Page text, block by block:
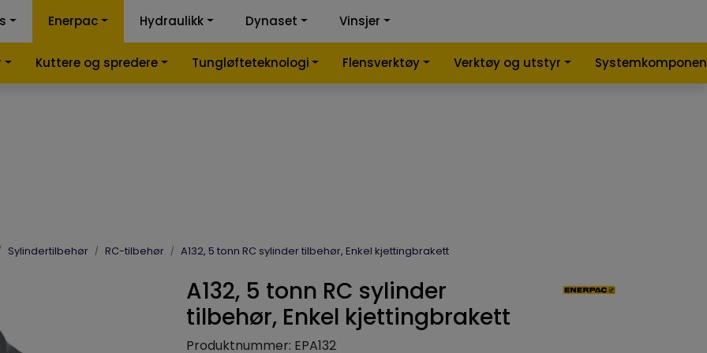
kalkulator Sammenlign
Enerpac
Kuttere og spredere Tungløfteteknologi Flensverktøy Verktøy og utstyr
Hydraulikk Dynaset Vinsjer
Sylindertilbehør RC-tilbehør A132, 5 tonn RC sylinder tilbehør, Enkel kjettingbrakett
A132, 5 tonn RC sylinder
tilbehør, Enkel kjettingbrakett
Produktnummer: EPA132